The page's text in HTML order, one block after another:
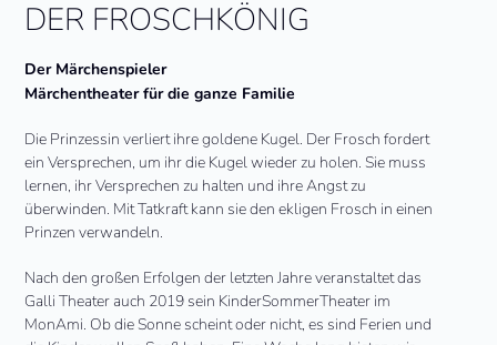
DER FROSCHKÖNIG
Der Märchenspieler
Märchentheater für die ganze Familie
Die Prinzessin verliert ihre goldene Kugel. Der Frosch fordert
ein Versprechen, um ihr die Kugel wieder zu holen. Sie muss
lernen, ihr Versprechen zu halten und ihre Angst zu
überwinden. Mit Tatkraft kann sie den ekligen Frosch in einen
Prinzen verwandeln.
Nach den großen Erfolgen der letzten Jahre veranstaltet das
Galli Theater auch 2019 sein KinderSommerTheater im
MonAmi. Ob die Sonne scheint oder nicht, es sind Ferien und